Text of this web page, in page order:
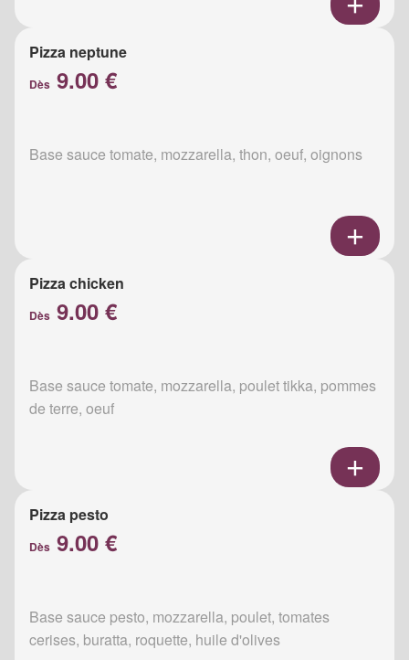
Pizza neptune
Dès 9.00 €
Base sauce tomate, mozzarella, thon, oeuf, oignons
Pizza chicken
Dès 9.00 €
Base sauce tomate, mozzarella, poulet tikka, pommes
de terre, oeuf
Pizza pesto
Dès 9.00 €
Base sauce pesto, mozzarella, poulet, tomates
cerises, buratta, roquette, huile d'olives